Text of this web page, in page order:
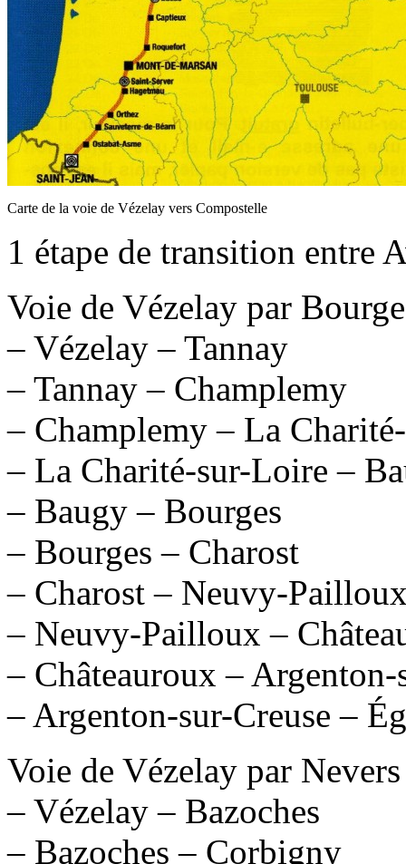
Carte de la voie de Vézelay vers Compostelle
1 étape de transition entre
Voie de Vézelay par
– Vézelay – Tannay
– Tannay – Champlemy
– Champlemy – La
– La Charité-sur-Loire –
– Baugy – Bourges
– Bourges – Charost
– Charost – Neuvy-
– Neuvy-Pailloux –
– Châteauroux – Argenton-
– Argenton-sur-Creuse –
Voie de Vézelay par
– Vézelay – Bazoches
– Bazoches – Corbigny